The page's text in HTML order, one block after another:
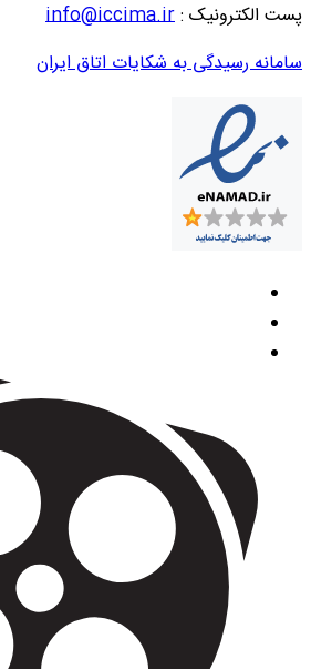
پست الکترونیک :info@iccima.ir
سامانه رسیدگی به شکایات اتاق ایران